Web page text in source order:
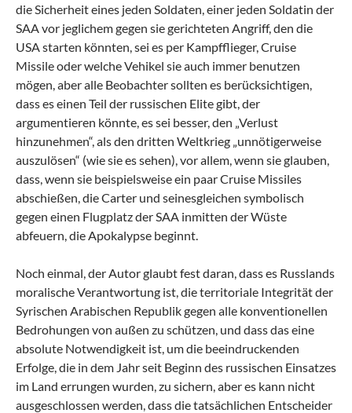
die Sicherheit eines jeden Soldaten, einer jeden Soldatin der
SAA vor jeglichem gegen sie gerichteten Angriff, den die
USA starten könnten, sei es per Kampfflieger, Cruise
Missile oder welche Vehikel sie auch immer benutzen
mögen, aber alle Beobachter sollten es berücksichtigen,
dass es einen Teil der russischen Elite gibt, der
argumentieren könnte, es sei besser, den „Verlust
hinzunehmen“, als den dritten Weltkrieg „unnötigerweise
auszulösen“ (wie sie es sehen), vor allem, wenn sie glauben,
dass, wenn sie beispielsweise ein paar Cruise Missiles
abschießen, die Carter und seinesgleichen symbolisch
gegen einen Flugplatz der SAA inmitten der Wüste
abfeuern, die Apokalypse beginnt.
Noch einmal, der Autor glaubt fest daran, dass es Russlands
moralische Verantwortung ist, die territoriale Integrität der
Syrischen Arabischen Republik gegen alle konventionellen
Bedrohungen von außen zu schützen, und dass das eine
absolute Notwendigkeit ist, um die beeindruckenden
Erfolge, die in dem Jahr seit Beginn des russischen Einsatzes
im Land errungen wurden, zu sichern, aber es kann nicht
ausgeschlossen werden, dass die tatsächlichen Entscheider